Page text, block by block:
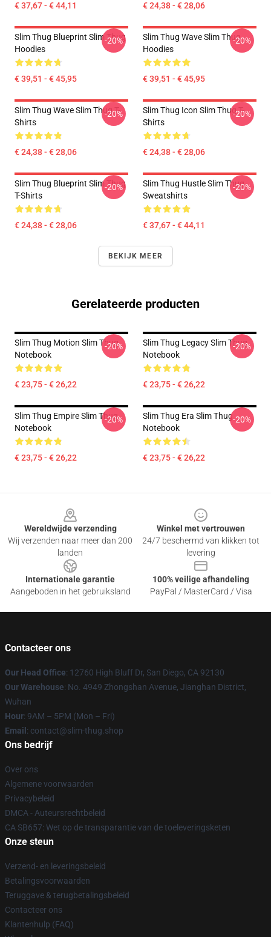
€ 37,67 - € 44,11 € 24,38 - € 28,06
Slim Thug Blueprint Slim Thug
Hoodies
€ 39,51 - € 45,95
-20%
Slim Thug Wave Slim Thug
Hoodies
€ 39,51 - € 45,95
-20%
Slim Thug Wave Slim Thug T-
Shirts
€ 24,38 - € 28,06
-20%
Slim Thug Icon Slim Thug T-
Shirts
€ 24,38 - € 28,06
-20%
Slim Thug Blueprint Slim Thug
T-Shirts
€ 24,38 - € 28,06
-20%
Slim Thug Hustle Slim Thug
Sweatshirts
€ 37,67 - € 44,11
-20%
BEKIJK MEER
Gerelateerde producten
Slim Thug Motion Slim Thug
Notebook
€ 23,75 - € 26,22
-20%
Slim Thug Legacy Slim Thug
Notebook
€ 23,75 - € 26,22
-20%
Slim Thug Empire Slim Thug
Notebook
€ 23,75 - € 26,22
-20%
Slim Thug Era Slim Thug
Notebook
€ 23,75 - € 26,22
-20%
Wereldwijde verzending
Wij verzenden naar meer dan 200
landen
Winkel met vertrouwen
24/7 beschermd van klikken tot
levering
Internationale garantie
Aangeboden in het gebruiksland
100% veilige afhandeling
PayPal / MasterCard / Visa
Contacteer ons
Our Head Office: 12760 High Bluff Dr, San Diego, CA 92130
Our Warehouse: No. 4949 Zhongshan Avenue, Jianghan District,
Wuhan
Hour: 9AM – 5PM (Mon – Fri)
Email : contact@slim-thug.shop
Ons bedrijf
Over ons
Algemene voorwaarden
Privacybeleid
DMCA - Auteursrechtbeleid
CA SB657: Wet op de transparantie van de toeleveringsketen
Onze steun
Verzend- en leveringsbeleid
Betalingsvoorwaarden
Teruggave & terugbetalingsbeleid
Contacteer ons
Klantenhulp (FAQ)